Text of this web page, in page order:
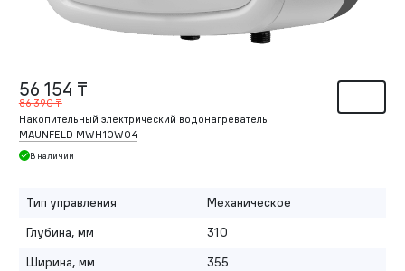
56 154 ₸
86 390 ₸
Накопительный электрический водонагреватель
MAUNFELD MWH10W04
В наличии
Тип управления
Механическое
Глубина, мм
310
Ширина, мм
355